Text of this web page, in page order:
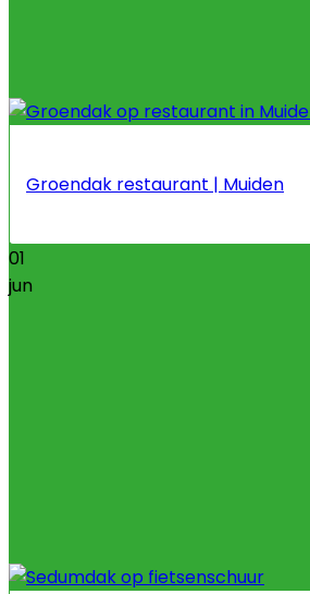
Groendak restaurant | Muiden
01
jun